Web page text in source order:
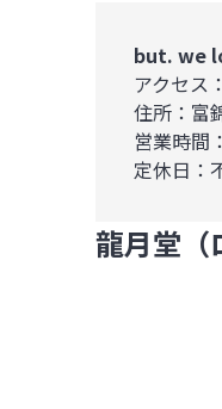
but. we
アクセス
住所：富
営業時間
定休日：
龍月堂（